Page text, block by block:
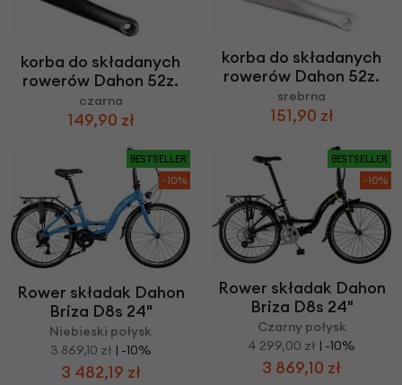
korba do składanych
rowerów Dahon 52z.
czarna
149,90 zł
korba do składanych
rowerów Dahon 52z.
srebrna
151,90 zł
BESTSELLER
-10%
Rower składak Dahon
Briza D8s 24"
Niebieski połysk
3 869,10 zł | -10%
3 482,19 zł
BESTSELLER
-10%
Rower składak Dahon
Briza D8s 24"
Czarny połysk
4 299,00 zł | -10%
3 869,10 zł